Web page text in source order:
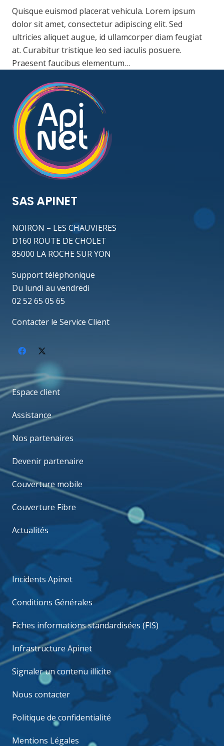
Quisque euismod placerat vehicula. Lorem ipsum
dolor sit amet, consectetur adipiscing elit. Sed
ultricies aliquet augue, id ullamcorper diam feugiat
at. Curabitur tristique leo sed iaculis posuere.
Praesent faucibus elementum…
SAS APINET
NOIRON – LES CHAUVIERES
D160 ROUTE DE CHOLET
85000 LA ROCHE SUR YON
Support téléphonique
Du lundi au vendredi
02 52 65 05 65
Contacter le Service Client
Espace client
Assistance
Nos partenaires
Devenir partenaire
Couverture mobile
Couverture Fibre
Actualités
Incidents Apinet
Conditions Générales
Fiches informations standardisées (FIS)
Infrastructure Apinet
Signaler un contenu illicite
Nous contacter
Politique de confidentialité
Mentions Légales